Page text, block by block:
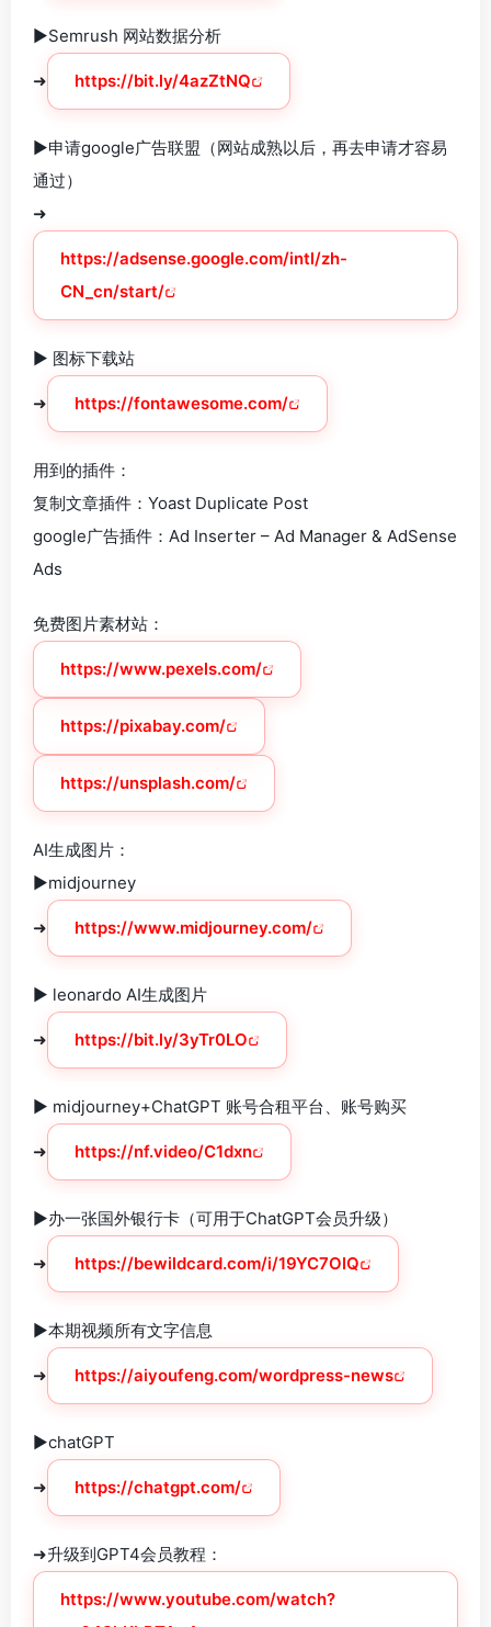
►Semrush 网站数据分析
➜ https://bit.ly/4azZtNQ
►申请google广告联盟（网站成熟以后，再去申请才容易
通过）
➜
https://adsense.google.com/intl/zh-
CN_cn/start/
► 图标下载站
➜ https://fontawesome.com/
用到的插件：
复制文章插件：Yoast Duplicate Post
google广告插件：Ad Inserter – Ad Manager & AdSense
Ads
免费图片素材站：
https://www.pexels.com/
https://pixabay.com/
https://unsplash.com/
AI生成图片：
►midjourney
➜ https://www.midjourney.com/
► leonardo AI生成图片
➜ https://bit.ly/3yTr0LO
► midjourney+ChatGPT 账号合租平台、账号购买
➜ https://nf.video/C1dxn
►办一张国外银行卡（可用于ChatGPT会员升级）
➜ https://bewildcard.com/i/19YC7OIQ
►本期视频所有文字信息
➜ https://aiyoufeng.com/wordpress-news
►chatGPT
➜ https://chatgpt.com/
➜升级到GPT4会员教程：
https://www.youtube.com/watch?